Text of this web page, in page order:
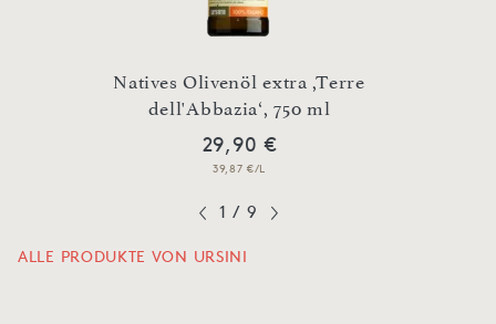
Natives Olivenöl extra ,Terre
dell'Abbazia‘, 750 ml
29,90 €
39,87 €/L
1 / 9
ALLE PRODUKTE VON URSINI